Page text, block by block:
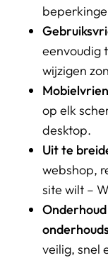
eenvoudig
wijzigen
op elk
desktop.
Uit te
webshop,
site wilt –
veilig, snel